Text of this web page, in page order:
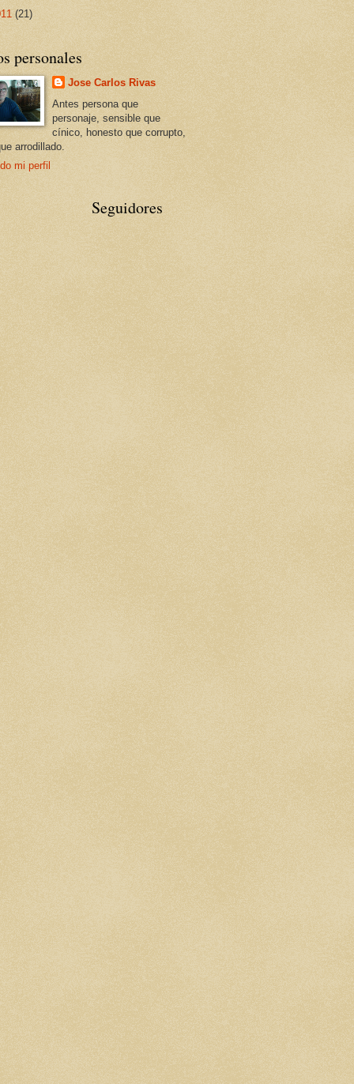
(21)
personales
Jose Carlos Rivas
Antes persona que
personaje, sensible que
cínico, honesto que corrupto,
arrodillado.
mi perfil
Seguidores